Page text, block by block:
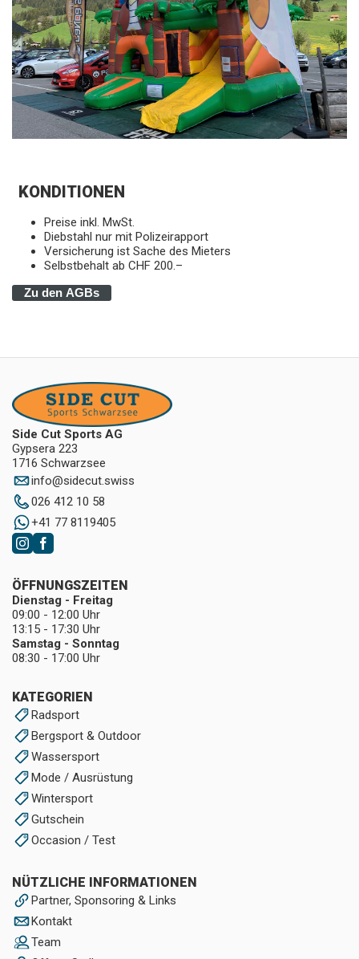
KONDITIONEN
Preise inkl. MwSt.
Diebstahl nur mit Polizeirapport
Versicherung ist Sache des Mieters
Selbstbehalt ab CHF 200.–
Zu den AGBs
Side Cut Sports AG
Gypsera 223
1716 Schwarzsee
info@sidecut.swiss
026 412 10 58
+41 77 8119405
KATEGORIEN
Radsport
Bergsport & Outdoor
Wassersport
Mode / Ausrüstung
Wintersport
Gutschein
Occasion / Test
NÜTZLICHE INFORMATIONEN
Partner, Sponsoring & Links
Kontakt
Team
ÖFFNUNGSZEITEN
Dienstag - Freitag
09:00 - 12:00 Uhr
13:15 - 17:30 Uhr
Samstag - Sonntag
08:30 - 17:00 Uhr